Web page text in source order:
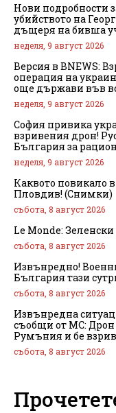
Нови подробности
убийството на
дъщеря на бивша
неделя, 9 август 2026
Версия в BNEWS:
операция на
още държави във
неделя, 9 август 2026
София привика
взривения дрон!
България за
неделя, 9 август 2026
Каквото повикало
Пловдив! (Снимки)
събота, 8 август 2026
Le Monde:
събота, 8 август 2026
Извънредно!
България тази
събота, 8 август 2026
Извънредна
съобщи от МС:
Румъния и бе
събота, 8 август 2026